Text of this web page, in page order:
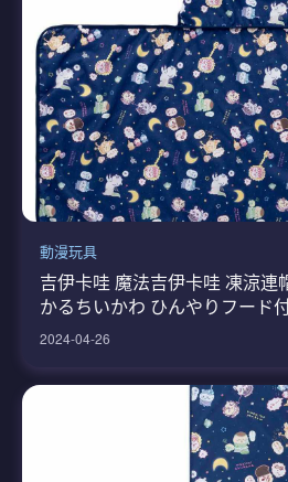
動漫玩具
吉伊卡哇 魔法吉伊卡哇 凍涼連
かるちいかわ ひんやりフード
2024-04-26